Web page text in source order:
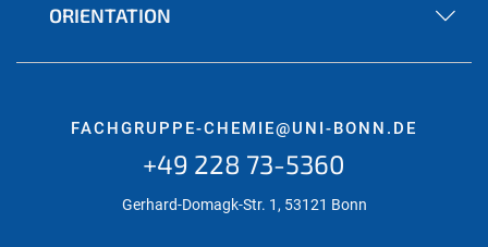
ORIENTATION
FACHGRUPPE-CHEMIE@UNI-BONN.DE
+49 228 73-5360
Gerhard-Domagk-Str. 1, 53121 Bonn